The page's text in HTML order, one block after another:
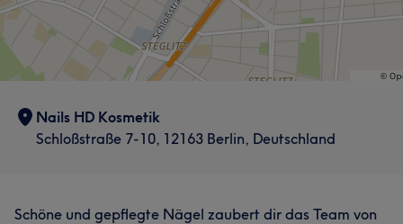
Nails HD Kosmetik
Schloßstraße 7-10, 12163 Berlin, Deutschland
Schöne und gepflegte Nägel zaubert dir das Team von